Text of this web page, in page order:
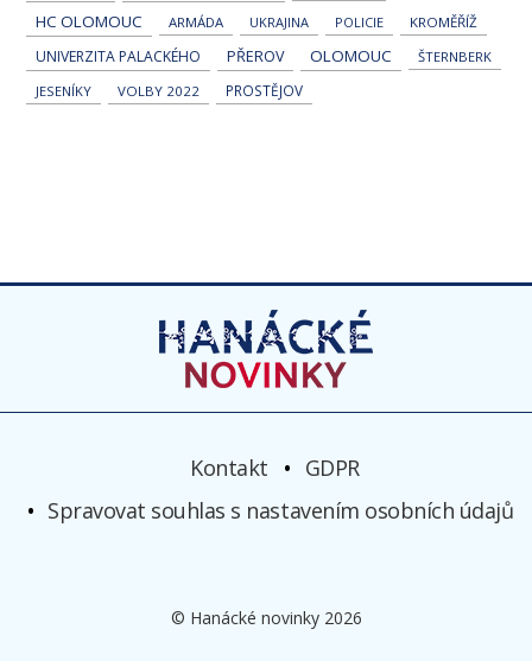
HC OLOMOUC ARMÁDA UKRAJINA POLICIE KROMĚŘÍŽ
UNIVERZITA PALACKÉHO PŘEROV OLOMOUC
ŠTERNBERK
JESENÍKY
VOLBY 2022 PROSTĚJOV
Kontakt
GDPR
Spravovat souhlas s nastavením osobních údajů
© Hanácké novinky 2026